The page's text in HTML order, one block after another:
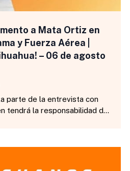
a Mata Ortiz en
y Fuerza Aérea |
– 06 de agosto
parte de la entrevista con
tendrá la responsabilidad de